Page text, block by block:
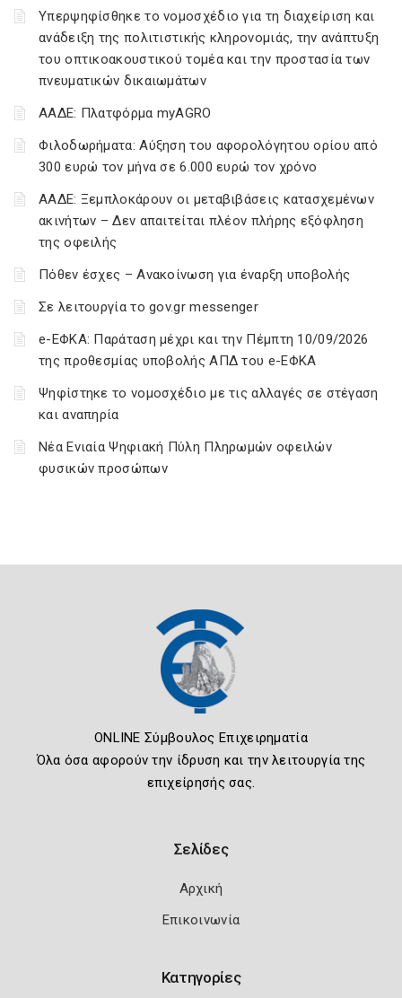
Υπερψηφίσθηκε το νομοσχέδιο για τη διαχείριση και
ανάδειξη της πολιτιστικής κληρονομιάς, την ανάπτυξη
του οπτικοακουστικού τομέα και την προστασία των
πνευματικών δικαιωμάτων
ΑΑΔΕ: Πλατφόρμα myAGRO
Φιλοδωρήματα: Αύξηση του αφορολόγητου ορίου από
300 ευρώ τον μήνα σε 6.000 ευρώ τον χρόνο
ΑΑΔΕ: Ξεμπλοκάρουν οι μεταβιβάσεις κατασχεμένων
ακινήτων – Δεν απαιτείται πλέον πλήρης εξόφληση
της οφειλής
Πόθεν έσχες – Ανακοίνωση για έναρξη υποβολής
Σε λειτουργία το gov.gr messenger
e-ΕΦΚΑ: Παράταση μέχρι και την Πέμπτη 10/09/2026
της προθεσμίας υποβολής ΑΠΔ του e-ΕΦΚΑ
Ψηφίστηκε το νομοσχέδιο με τις αλλαγές σε στέγαση
και αναπηρία
Νέα Ενιαία Ψηφιακή Πύλη Πληρωμών οφειλών
φυσικών προσώπων
ONLINE Σύμβουλος Επιχειρηματία
Όλα όσα αφορούν την ίδρυση και την λειτουργία της
επιχείρησής σας.
Σελίδες
Αρχική
Επικοινωνία
Κατηγορίες